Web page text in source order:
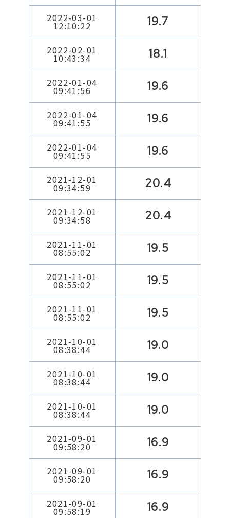
2022-03-01
12:10:22 19.7
2022-02-01
10:43:34 18.1
2022-01-04
09:41:56 19.6
2022-01-04
09:41:55 19.6
2022-01-04
09:41:55 19.6
2021-12-01
09:34:59 20.4
2021-12-01
09:34:58 20.4
2021-11-01
08:55:02 19.5
2021-11-01
08:55:02 19.5
2021-11-01
08:55:02 19.5
2021-10-01
08:38:44 19.0
2021-10-01
08:38:44 19.0
2021-10-01
08:38:44 19.0
2021-09-01
09:58:20 16.9
2021-09-01
09:58:20 16.9
2021-09-01
09:58:19 16.9